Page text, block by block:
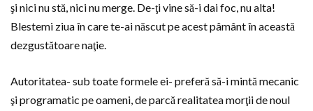
şi nici nu stă, nici nu merge. De-ţi vine să-i dai foc, nu alta!
Blestemi ziua în care te-ai născut pe acest pâmânt în această
dezgustătoare naţie.
Autoritatea- sub toate formele ei- preferă să-i mintă mecanic
şi programatic pe oameni, de parcă realitatea morţii de noul